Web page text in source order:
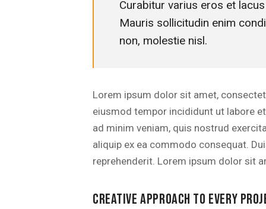
Curabitur varius eros et
Mauris sollicitudin enim
non, molestie nisl.
Lorem ipsum dolor sit amet,
eiusmod tempor incididunt ut labore
ad minim veniam, quis nostrud
aliquip ex ea commodo consequat.
reprehenderit. Lorem ipsum dolor sit
CREATIVE APPROACH TO EVERY